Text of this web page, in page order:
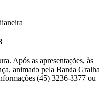
Após as apresentações, às
animado pela Banda Gralha
(45) 3236-8377 ou